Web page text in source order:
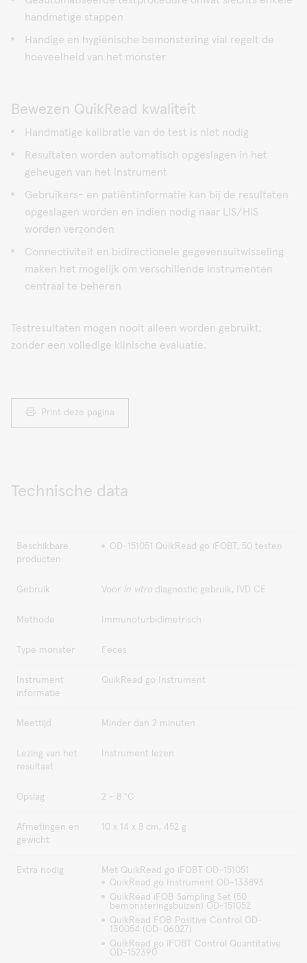
handmatige stappen
Handige en hygiënische bemonstering vial regelt de
hoeveelheid van het monster
Bewezen QuikRead kwaliteit
Handmatige kalibratie van de test is niet nodig
Resultaten worden automatisch opgeslagen in het
geheugen van het instrument
Gebruikers- en patiëntinformatie kan bij de resultaten
opgeslagen worden en indien nodig naar LIS/HIS
worden verzonden
Connectiviteit en bidirectionele gegevensuitwisseling
maken het mogelijk om verschillende instrumenten
centraal te beheren
Testresultaten mogen nooit alleen worden gebruikt,
zonder een volledige klinische evaluatie.
Print deze pagina
Technische data
Beschikbare
producten
OD-151051 QuikRead go iFOBT, 50 testen
Gebruik Voor in vitro diagnostic gebruik, IVD CE
Methode Immunoturbidimetrisch
Type monster Feces
Instrument
informatie
QuikRead go Instrument
Meettijd Minder dan 2 minuten
Lezing van het
resultaat
Instrument lezen
Opslag 2 - 8 °C
Afmetingen en
gewicht
10 x 14 x 8 cm, 452 g
Extra nodig
Met QuikRead go iFOBT OD-151051
QuikRead go Instrument OD-133893
QuikRead iFOB Sampling Set (50
bemonsteringsbuizen) OD-151052
QuikRead FOB Positive Control OD-
130054 (OD-06027)
QuikRead go iFOBT Control Quantitative
OD-152390